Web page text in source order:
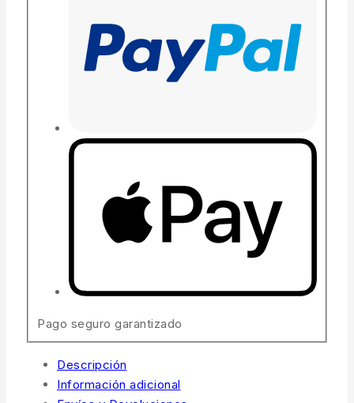
Pago seguro garantizado
Descripción
Información adicional